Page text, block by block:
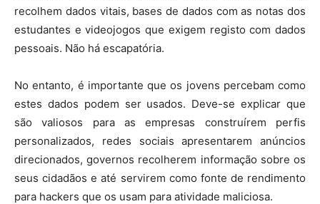
recolhem dados vitais, bases de dados com as notas dos
estudantes e videojogos que exigem registo com dados
pessoais. Não há escapatória.
No entanto, é importante que os jovens percebam como
estes dados podem ser usados. Deve-se explicar que
são valiosos para as empresas construírem perfis
personalizados, redes sociais apresentarem anúncios
direcionados, governos recolherem informação sobre os
seus cidadãos e até servirem como fonte de rendimento
para hackers que os usam para atividade maliciosa.